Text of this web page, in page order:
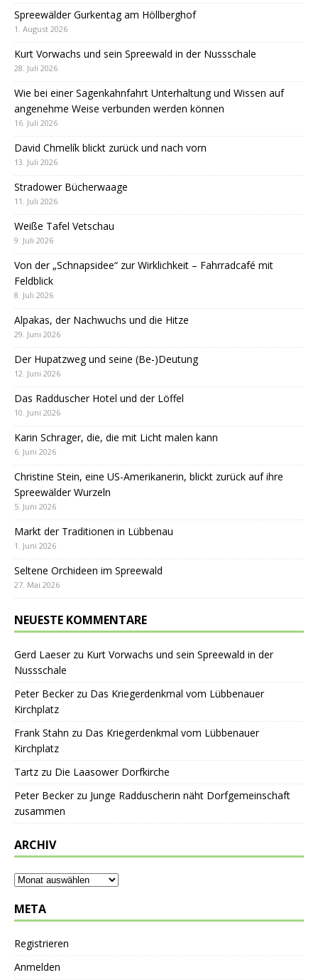
Spreewälder Gurkentag am Höllberghof
1. August 2026
Kurt Vorwachs und sein Spreewald in der Nussschale
28. Juli 2026
Wie bei einer Sagenkahnfahrt Unterhaltung und Wissen auf
angenehme Weise verbunden werden können
16. Juli 2026
David Chmelík blickt zurück und nach vorn
13. Juli 2026
Stradower Bücherwaage
11. Juli 2026
Weiße Tafel Vetschau
9. Juli 2026
Von der „Schnapsidee“ zur Wirklichkeit – Fahrradcafé mit
Feldblick
8. Juli 2026
Alpakas, der Nachwuchs und die Hitze
29. Juni 2026
Der Hupatzweg und seine (Be-)Deutung
12. Juni 2026
Das Radduscher Hotel und der Löffel
10. Juni 2026
Karin Schrager, die, die mit Licht malen kann
6. Juni 2026
Christine Stein, eine US-Amerikanerin, blickt zurück auf ihre
Spreewälder Wurzeln
5. Juni 2026
Markt der Traditionen in Lübbenau
1. Juni 2026
Seltene Orchideen im Spreewald
27. Mai 2026
NEUESTE KOMMENTARE
Gerd Laeserzu Kurt Vorwachs und sein Spreewald in der
Nussschale
Peter Beckerzu Das Kriegerdenkmal vom Lübbenauer
Kirchplatz
Frank Stahn zu Das Kriegerdenkmal vom Lübbenauer
Kirchplatz
Tartz zu Die Laasower Dorfkirche
Peter Beckerzu Junge Radduscherin näht Dorfgemeinschaft
zusammen
ARCHIV
META
Registrieren
Anmelden